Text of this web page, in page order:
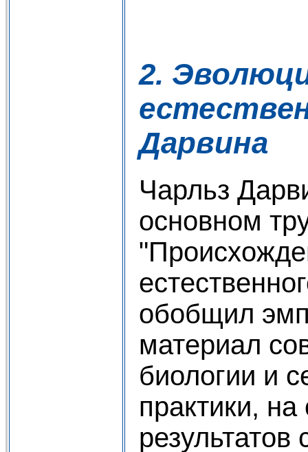
2.
Дарвина
Чарльз
основном
обобщил
материал
биологии и
практики, на
результатов